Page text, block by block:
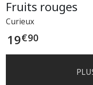
Fruits rouges
Curieux
19€90